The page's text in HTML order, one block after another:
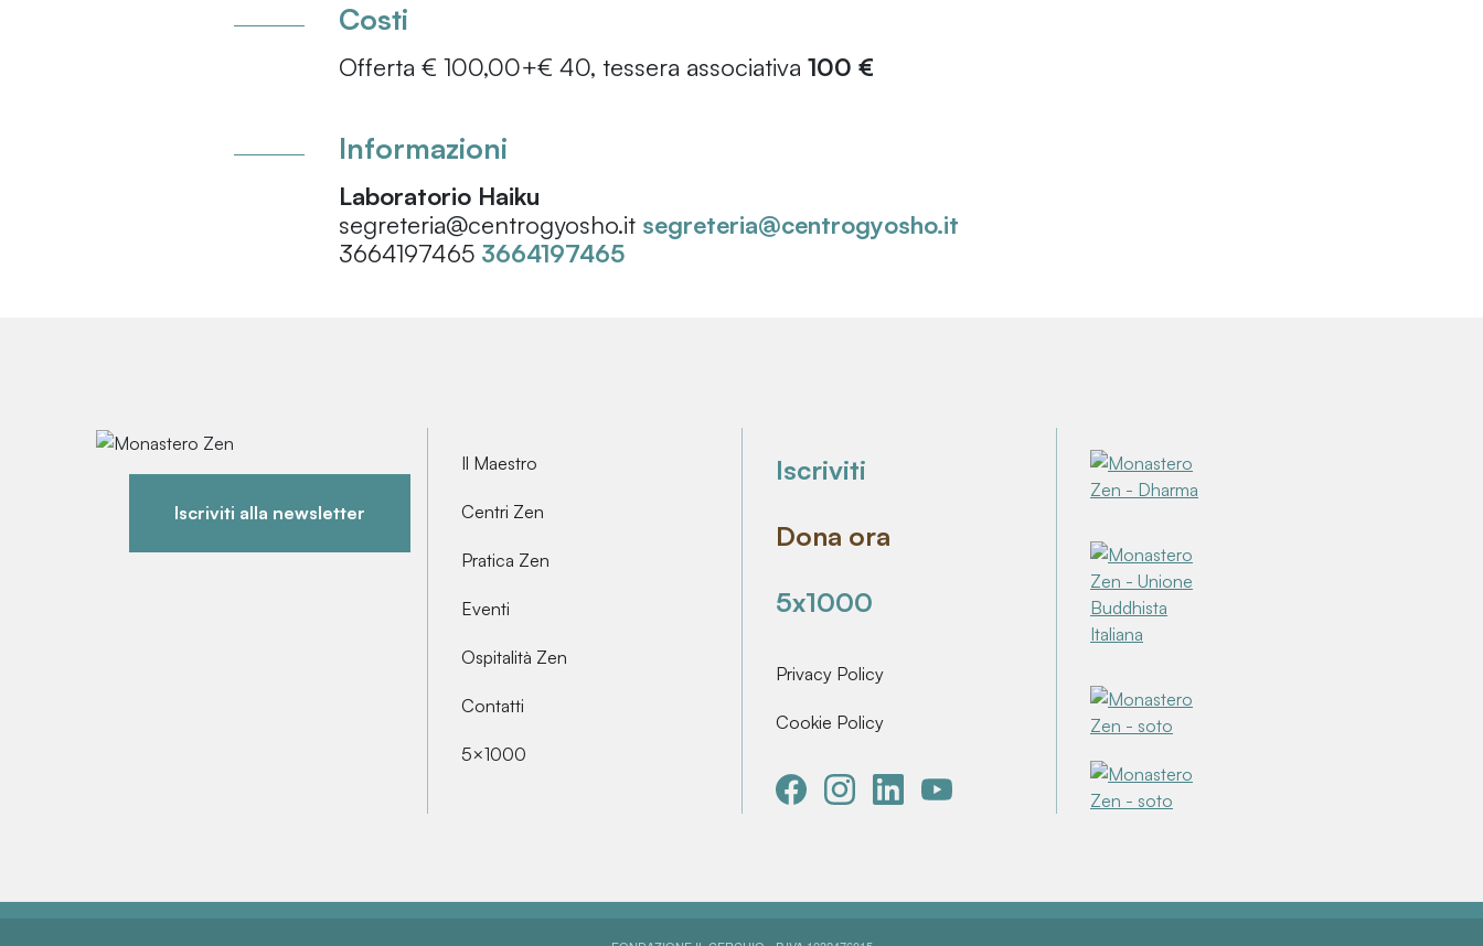
Costi
Offerta € 100,00+€ 40, tessera associativa 100 €
Informazioni
Laboratorio Haiku
segreteria@centrogyosho.it segreteria@centrogyosho.it
3664197465 3664197465
Iscriviti alla newsletter
Il Maestro
Centri Zen
Pratica Zen
Eventi
Ospitalità Zen
Contatti
5×1000
Iscriviti
Dona ora
5x1000
Privacy Policy
Cookie Policy